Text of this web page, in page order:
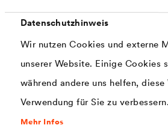
Datenschutzhinweis
Wir nutzen Cookies und externe
unserer Website. Einige Cookies
während andere uns helfen,
Verwendung für Sie zu verbessern.
Mehr Infos
®
Anschluss- und Abdichtungsband mit
gleichzeitig hoher Flexibilität - für